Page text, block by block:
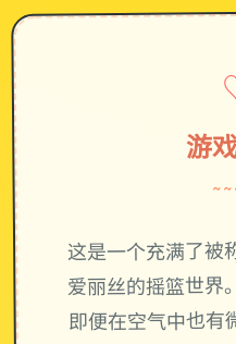
游
这是一个充满了被
爱丽丝的摇篮世界
即便在空气中也有